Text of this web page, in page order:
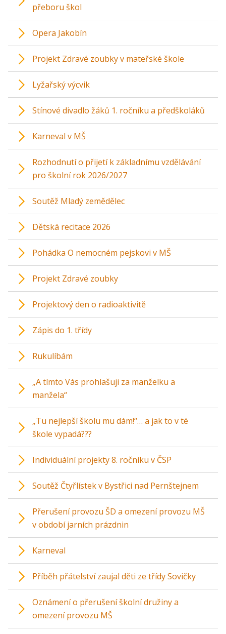
přeboru škol
Opera Jakobín
Projekt Zdravé zoubky v mateřské škole
Lyžařský výcvik
Stínové divadlo žáků 1. ročníku a předškoláků
Karneval v MŠ
Rozhodnutí o přijetí k základnímu vzdělávání
pro školní rok 2026/2027
Soutěž Mladý zemědělec
Dětská recitace 2026
Pohádka O nemocném pejskovi v MŠ
Projekt Zdravé zoubky
Projektový den o radioaktivitě
Zápis do 1. třídy
Rukulíbám
„A tímto Vás prohlašuji za manželku a
manžela“
„Tu nejlepší školu mu dám!“… a jak to v té
škole vypadá???
Individuální projekty 8. ročníku v ČSP
Soutěž Čtyřlístek v Bystřici nad Pernštejnem
Přerušení provozu ŠD a omezení provozu MŠ
v období jarních prázdnin
Karneval
Příběh přátelství zaujal děti ze třídy Sovičky
Oznámení o přerušení školní družiny a
omezení provozu MŠ